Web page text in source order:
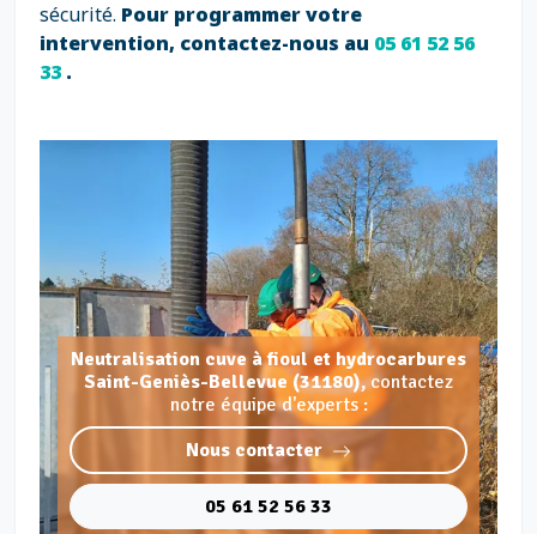
sécurité. Pour programmer votre
intervention, contactez-nous au 05 61 52 56
33 .
Neutralisation cuve à fioul et hydrocarbures
Saint-Geniès-Bellevue (31180),contactez
notre équipe d'experts :
Nous contacter
05 61 52 56 33